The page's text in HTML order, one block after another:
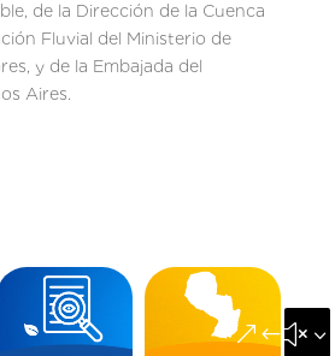
de la Dirección de la Cuenca
Fluvial del Ministerio de
y de la Embajada del
Aires.